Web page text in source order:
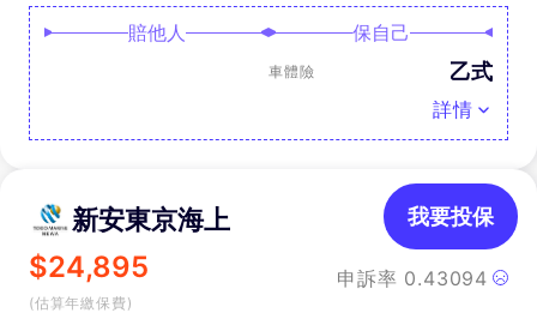
賠他人 保自己
車體險 乙式
詳情
新安東京海上
$24,895
(估算年繳保費)
申訴率 0.43094
我要投保